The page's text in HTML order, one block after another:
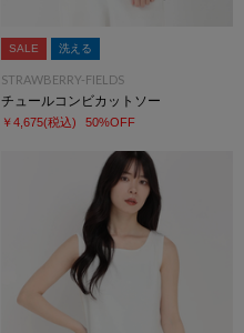
SALE 洗える
STRAWBERRY-FIELDS
チュールコンビカットソー
￥4,675(税込) 50%OFF